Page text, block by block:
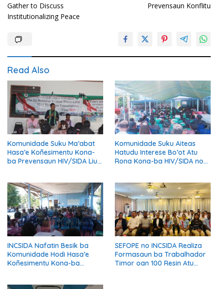
Gather to Discuss
Institutionalizing Peace
Prevensaun Konflitu
Read Also
Komunidade Suku Ma’abat
Hasa’e Koñesimentu Kona-
ba Prevensaun HIV/SIDA Liu
Komunidade Suku Aiteas
Hatudu Interese Bo’ot Atu
Rona Kona-ba HIV/SIDA no
INCSIDA Nafatin Besik ba
Komunidade Hodi Hasa’e
Koñesimentu Kona-ba
SEFOPE no INCSIDA Realiza
Formasaun ba Trabalhador
Timor oan 100 Resin Atu